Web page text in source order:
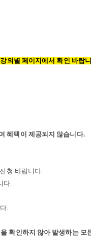
의별 페이지에서 확인 바랍
혜택이 제공되지 않습니다.
청 바랍니다.
다.
.
확인하지 않아 발생하는